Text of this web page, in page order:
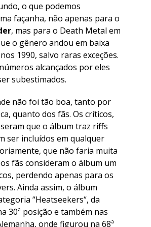
o que podemos
façanha, não apenas para o
, mas para o Death Metal em
o gênero andou em baixa
1990, salvo raras exceções.
alcançados por eles
subestimados.
não foi tão boa, tanto por
quanto dos fãs. Os críticos,
que o álbum traz riffs
ser incluídos em qualquer
que não faria muita
fãs consideram o álbum um
perdendo apenas para os
Ainda assim, o álbum
“Heatseekers“, da
30ª posição e também nas
onde figurou na 68ª